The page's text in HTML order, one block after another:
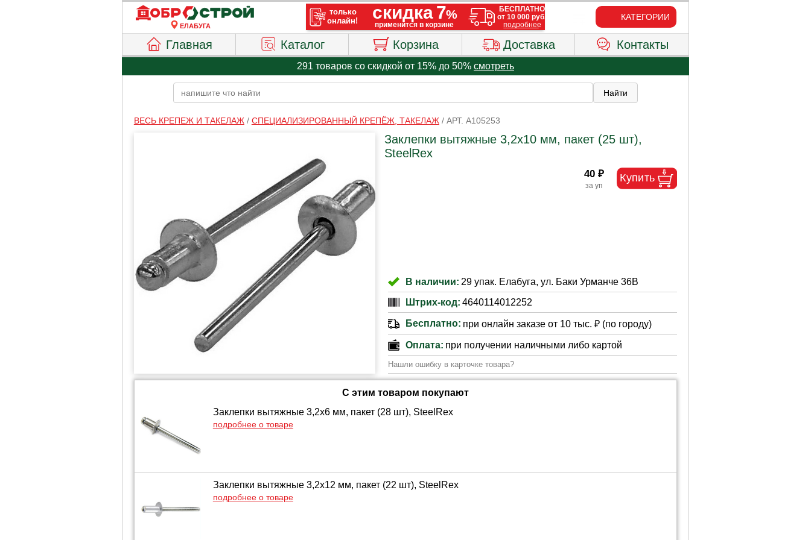
ЕЛАБУГА
КАТЕГОРИИ
Главная Каталог Корзина Доставка Контакты
291 товаров со скидкой от 15% до 50% смотреть
ВЕСЬ КРЕПЕЖ И ТАКЕЛАЖ/ СПЕЦИАЛИЗИРОВАННЫЙ КРЕПЁЖ, ТАКЕЛАЖ/ АРТ. A105253
Заклепки вытяжные 3,2х10 мм, пакет (25 шт),
SteelRex
40 ₽
В наличии: 29 упак. Елабуга, ул. Баки Урманче 36В
Штрих-код: 4640114012252
Бесплатно: при онлайн заказе от 10 тыс. ₽ (по городу)
Оплата: при получении наличными либо картой
Нашли ошибку в карточке товара?
С этим товаром покупают
Заклепки вытяжные 3,2х6 мм, пакет (28 шт), SteelRex
подробнее о товаре
Заклепки вытяжные 3,2х12 мм, пакет (22 шт), SteelRex
подробнее о товаре